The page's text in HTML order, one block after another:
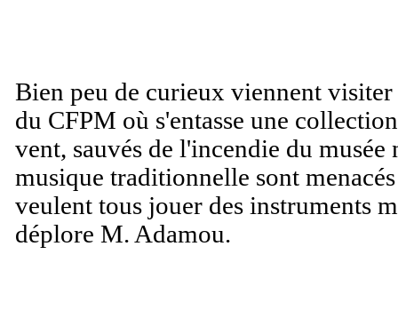
Bien peu de curieux viennent visiter
du CFPM où s'entasse une
vent, sauvés de l'incendie du
musique traditionnelle sont
veulent tous jouer des instruments
déplore M. Adamou.